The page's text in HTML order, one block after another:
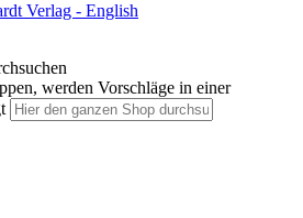
Verlag - English
werden Vorschläge in einer